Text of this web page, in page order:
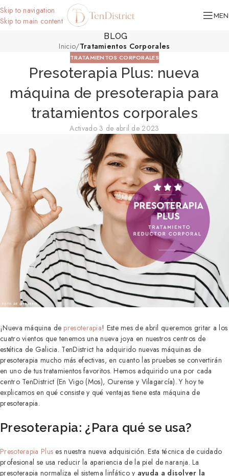
Skip to navigation
Skip to main content
BLOG
Inicio/Tratamientos Corporales
TRATAMIENTOS CORPORALES
Presoterapia Plus: nueva
máquina de presoterapia para
tratamientos corporales
Activado 3 de abril de 2023
¡Nueva máquina de presoterapia! Este mes de abril queremos gritar a los
cuatro vientos que tenemos una nueva joya en nuestros centros de
estética de Galicia. TenDistrict ha adquirido nuevas máquinas de
presoterapia mucho más efectivas, en cuanto las pruebes se convertirán
en uno de tus tratamientos favoritos. Hemos adquirido una por cada
centro TenDistrict (En Vigo (Mos), Ourense y Vilagarcía). Y hoy te
explicamos en qué consiste y qué ventajas tiene esta máquina de
presoterapia.
Presoterapia: ¿Para qué se usa?
Presoterapia Plus es nuestra nueva adquisición. Esta técnica de cuidado
profesional se usa reducir la apariencia de la piel de naranja. La
presoterapia normaliza el sistema linfático y ayuda a disolver la